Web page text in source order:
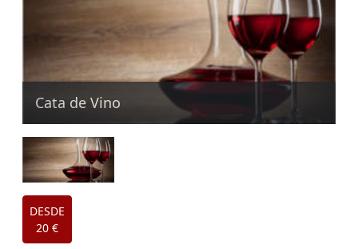
Cata de Vino
DESDE
20 €